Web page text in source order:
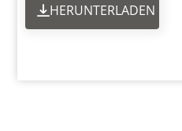
HERUNTERLADEN